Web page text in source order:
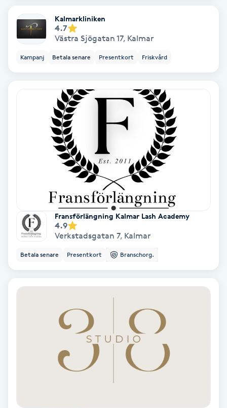
Naglar reparation
Naprapati
Navelpiercing
NBE-massage
Olaplexbehandling
Ombre
Ombre brows
Ombre naglar
Kalmarkliniken
4.7
Västra Sjögatan 17, Kalmar
Kampanj Betala senare Presentkort Friskvård
Fransförlängning Kalmar Lash Academy
4.9
Verkstadsgatan 7, Kalmar
Betala senare Presentkort Branschorg.